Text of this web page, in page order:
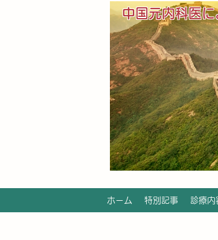
中国元内科医
ホーム 特別記事 診療内